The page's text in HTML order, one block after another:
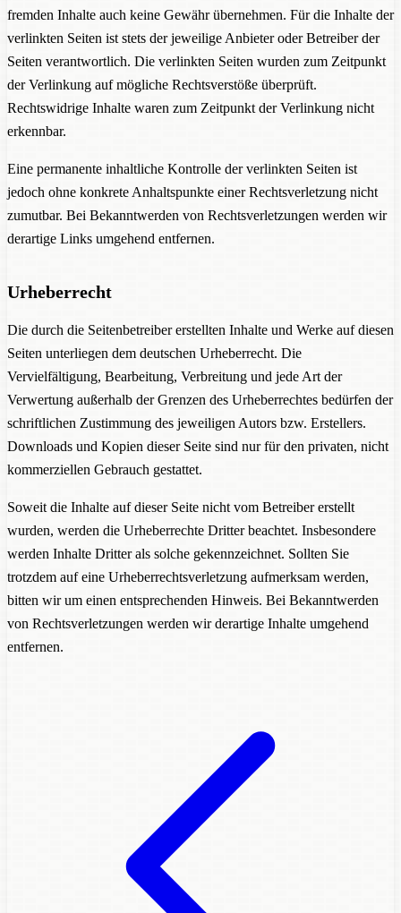
fremden Inhalte auch keine Gewähr übernehmen. Für die Inhalte der
verlinkten Seiten ist stets der jeweilige Anbieter oder Betreiber der
Seiten verantwortlich. Die verlinkten Seiten wurden zum Zeitpunkt
der Verlinkung auf mögliche Rechtsverstöße überprüft.
Rechtswidrige Inhalte waren zum Zeitpunkt der Verlinkung nicht
erkennbar.
Eine permanente inhaltliche Kontrolle der verlinkten Seiten ist
jedoch ohne konkrete Anhaltspunkte einer Rechtsverletzung nicht
zumutbar. Bei Bekanntwerden von Rechtsverletzungen werden wir
derartige Links umgehend entfernen.
Urheberrecht
Die durch die Seitenbetreiber erstellten Inhalte und Werke auf diesen
Seiten unterliegen dem deutschen Urheberrecht. Die
Vervielfältigung, Bearbeitung, Verbreitung und jede Art der
Verwertung außerhalb der Grenzen des Urheberrechtes bedürfen der
schriftlichen Zustimmung des jeweiligen Autors bzw. Erstellers.
Downloads und Kopien dieser Seite sind nur für den privaten, nicht
kommerziellen Gebrauch gestattet.
Soweit die Inhalte auf dieser Seite nicht vom Betreiber erstellt
wurden, werden die Urheberrechte Dritter beachtet. Insbesondere
werden Inhalte Dritter als solche gekennzeichnet. Sollten Sie
trotzdem auf eine Urheberrechtsverletzung aufmerksam werden,
bitten wir um einen entsprechenden Hinweis. Bei Bekanntwerden
von Rechtsverletzungen werden wir derartige Inhalte umgehend
entfernen.